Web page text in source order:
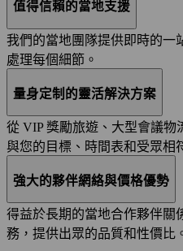
值得信賴的當地支援
我們的當地團隊提供即時的一
處理每個細節。
量身定制的靈活解決方案
從 VIP 獎勵旅遊、大型會議
與您的目標、時間表和受眾相
強大的夥伴網絡與價格優勢
得益於長期的當地合作夥伴關
務，提供出眾的品質和性價比